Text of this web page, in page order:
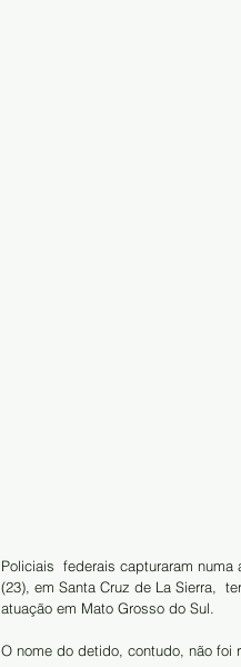
Policiais  federais capturaram
(23), em Santa Cruz de La Sierra,
atuação em Mato Grosso do Sul.
O nome do detido, contudo, não foi